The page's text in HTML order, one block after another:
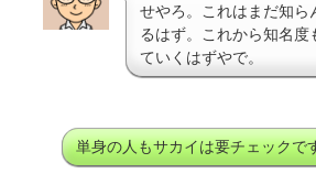
せやろ。これはまだ知ら
るはず。これから知名度
ていくはずやで。
単身の人もサカイは要チェックで